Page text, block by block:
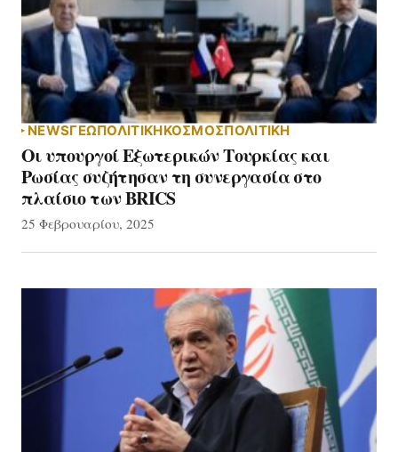
NEWSΓΕΩΠΟΛΙΤΙΚΗΚΟΣΜΟΣΠΟΛΙΤΙΚΗ
Οι υπουργοί Εξωτερικών Τουρκίας και
Ρωσίας συζήτησαν τη συνεργασία στο
πλαίσιο των BRICS
25 Φεβρουαρίου, 2025